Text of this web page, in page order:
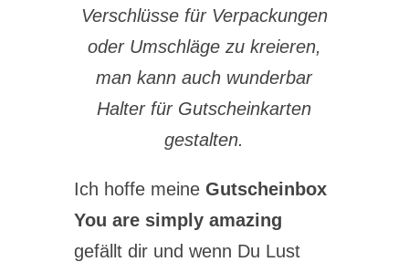
Verschlüsse für Verpackungen
oder Umschläge zu kreieren,
man kann auch wunderbar
Halter für Gutscheinkarten
gestalten.
Ich hoffe meine Gutscheinbox
You are simply amazing
gefällt dir und wenn Du Lust